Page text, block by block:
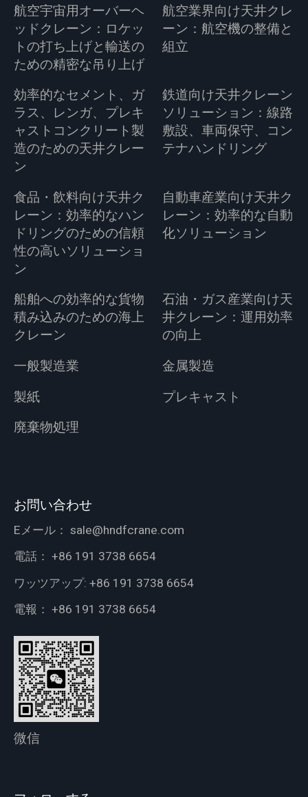
航空宇宙用オーバーヘ
ッドクレーン：ロケッ
トの打ち上げと輸送の
ための精密な吊り上げ
航空業界向け天井クレ
ーン：航空機の整備と
組立
効率的なセメント、ガ
ラス、レンガ、プレキ
ャストコンクリート製
造のための天井クレー
ン
鉄道向け天井クレーン
ソリューション：線路
敷設、車両保守、コン
テナハンドリング
食品・飲料向け天井ク
レーン：効率的なハン
ドリングのための信頼
性の高いソリューショ
ン
自動車産業向け天井ク
レーン：効率的な自動
化ソリューション
船舶への効率的な貨物
積み込みのための海上
クレーン
石油・ガス産業向け天
井クレーン：運用効率
の向上
一般製造業
金属製造
製紙
プレキャスト
廃棄物処理
お問い合わせ
Eメール： sale@hndfcrane.com
電話： +86 191 3738 6654
ワッツアップ: +86 191 3738 6654
電報： +86 191 3738 6654
微信